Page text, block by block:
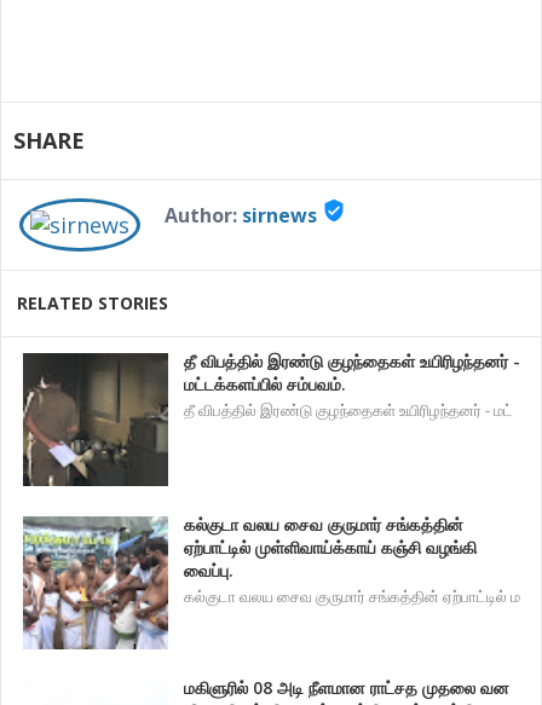
SHARE
Author: sirnews verified_user
RELATED STORIES
தீ விபத்தில் இரண்டு குழந்தைகள் உயிரிழந்தனர் -
மட்டக்களப்பில் சம்பவம்.
தீ விபத்தில் இரண்டு குழந்தைகள் உயிரிழந்தனர் - மட்
கல்குடா வலய சைவ குருமார் சங்கத்தின்
ஏற்பாட்டில் முள்ளிவாய்க்காய் கஞ்சி வழங்கி
வைப்பு.
கல்குடா வலய சைவ குருமார் சங்கத்தின் ஏற்பாட்டில் ம
மகிளுரில் 08 அடி நீளமான ராட்சத முதலை வன